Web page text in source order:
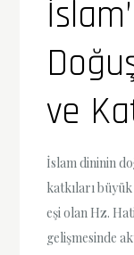
ve
İslam dininin
katkıları
eşi olan Hz.
gelişmesinde